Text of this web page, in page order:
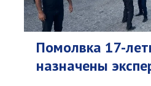
Помолвка 17-
назначены